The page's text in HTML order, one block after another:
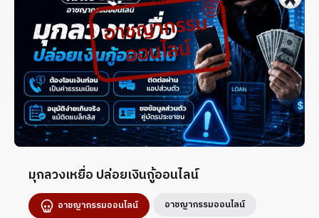
มุกลวงเหยื่อ ปล่อยเงินกู้ออนไลน์
อาชญากรรมออนไลน์ อาชญากรรมออนไลน์